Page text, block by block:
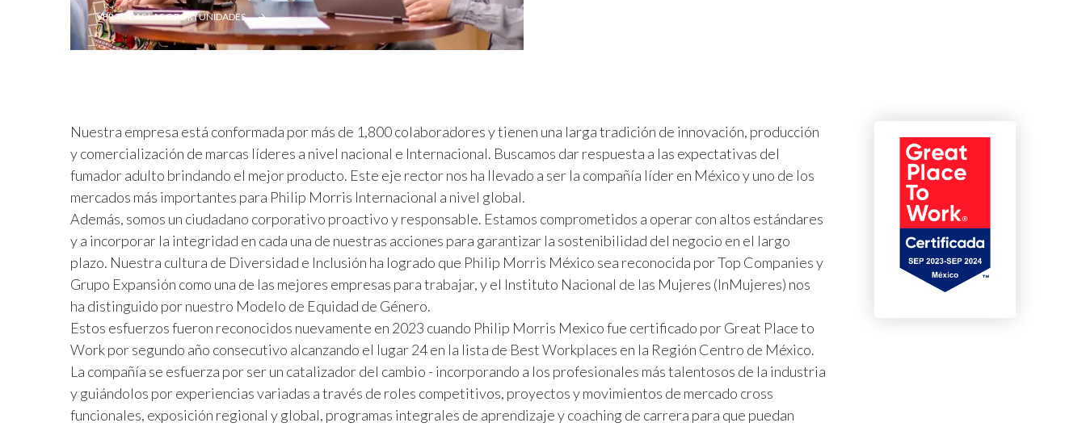
VER TODAS LAS OPORTUNIDADES
Nuestra empresa está conformada por más de 1,800 colaboradores y tienen una larga tradición de innovación, producción
y comercialización de marcas líderes a nivel nacional e Internacional. Buscamos dar respuesta a las expectativas del
fumador adulto brindando el mejor producto. Este eje rector nos ha llevado a ser la compañía líder en México y uno de los
mercados más importantes para Philip Morris Internacional a nivel global.
Además, somos un ciudadano corporativo proactivo y responsable. Estamos comprometidos a operar con altos estándares
y a incorporar la integridad en cada una de nuestras acciones para garantizar la sostenibilidad del negocio en el largo
plazo. Nuestra cultura de Diversidad e Inclusión ha logrado que Philip Morris México sea reconocida por Top Companies y
Grupo Expansión como una de las mejores empresas para trabajar, y el Instituto Nacional de las Mujeres (InMujeres) nos
ha distinguido por nuestro Modelo de Equidad de Género.
Estos esfuerzos fueron reconocidos nuevamente en 2023 cuando Philip Morris Mexico fue certificado por Great Place to
Work por segundo año consecutivo alcanzando el lugar 24 en la lista de Best Workplaces en la Región Centro de México.
La compañía se esfuerza por ser un catalizador del cambio - incorporando a los profesionales más talentosos de la industria
y guiándolos por experiencias variadas a través de roles competitivos, proyectos y movimientos de mercado cross
funcionales, exposición regional y global, programas integrales de aprendizaje y coaching de carrera para que puedan